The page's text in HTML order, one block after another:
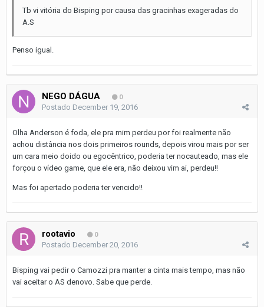
Tb vi vitória do Bisping por causa das gracinhas exageradas do
A.S
Penso igual.
NEGO DÁGUA 0
Postado December 19, 2016
Olha Anderson é foda, ele pra mim perdeu por foi realmente não
achou distância nos dois primeiros rounds, depois virou mais por ser
um cara meio doido ou egocêntrico, poderia ter nocauteado, mas ele
forçou o vídeo game, que ele era, não deixou vim ai, perdeu!!
Mas foi apertado poderia ter vencido!!
rootavio 0
Postado December 20, 2016
Bisping vai pedir o Camozzi pra manter a cinta mais tempo, mas não
vai aceitar o AS denovo. Sabe que perde.